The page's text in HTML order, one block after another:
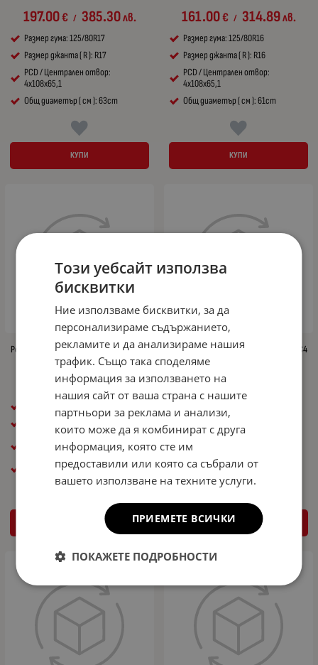
197.00€ / 385.30лв.
Размер гума: 125/80R17
Размер джанта ( R ): R17
PCD / Централен отвор:
4x108x65,1
Общ диаметър ( см ): 63cm
КУПИ
161.00€ / 314.89лв.
Размер гума: 125/80R16
Размер джанта ( R ): R16
PCD / Централен отвор:
4x108x65,1
Общ диаметър ( см ): 61cm
КУПИ
Резервна гума патерица за CITROEN C4
III R17 4x108x65,1 - 61см
197.00 € / 385.30 лв.
Размер джанта ( R ): R17
PCD / Централен отвор:
4x108x65,1
Общ диаметър ( см ): 61cm
Резервна гума патерица за CITROEN C4
III R16 4x108x65,1 - 62см
183.00€
PCD / Централен отвор:
4x108x65,1
Общ диаметър ( см ): 62cm
КУПИ
Този уебсайт използва
бисквитки
Ние използваме бисквитки, за да
персонализираме съдържанието,
рекламите и да анализираме нашия
трафик. Също така споделяме
информация за използването на
нашия сайт от ваша страна с нашите
партньори за реклама и анализи,
които може да я комбинират с друга
информация, която сте им
предоставили или която са събрали от
вашето използване на техните услуги.
ПРИЕМЕТЕ ВСИЧКИ
ПОКАЖЕТЕ ПОДРОБНОСТИ